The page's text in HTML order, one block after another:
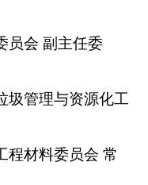
员会 副主任委
圾管理与资源化工
程材料委员会 常